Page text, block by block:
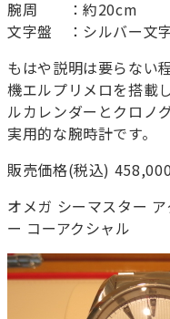
腕周 ：約20cm
文字盤 ：シルバー文
もはや説明は要らない
機エルプリメロを搭載
ルカレンダーとクロノ
実用的な腕時計です。
販売価格(税込) 458,000
オメガ シーマスター
ー コーアクシャル